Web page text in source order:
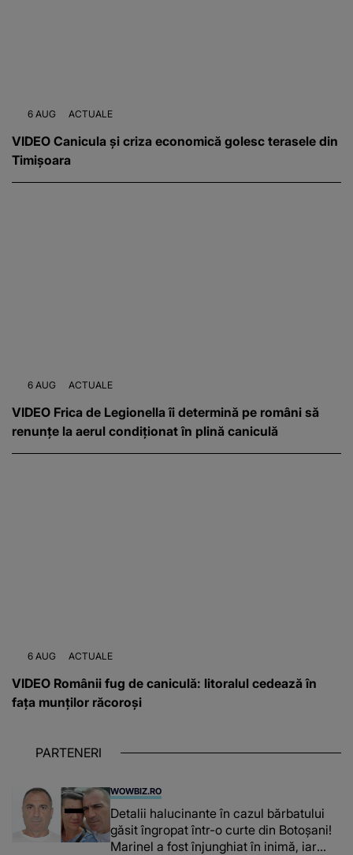
6 AUG ACTUALE
VIDEO Canicula și criza economică golesc terasele din
Timișoara
6 AUG ACTUALE
VIDEO Frica de Legionella îi determină pe români să
renunțe la aerul condiționat în plină caniculă
6 AUG ACTUALE
VIDEO Românii fug de caniculă: litoralul cedează în
fața munților răcoroși
PARTENERI
WOWBIZ.RO
Detalii halucinante în cazul bărbatului
găsit îngropat într-o curte din Botoșani!
Marinel a fost înjunghiat în inimă, iar